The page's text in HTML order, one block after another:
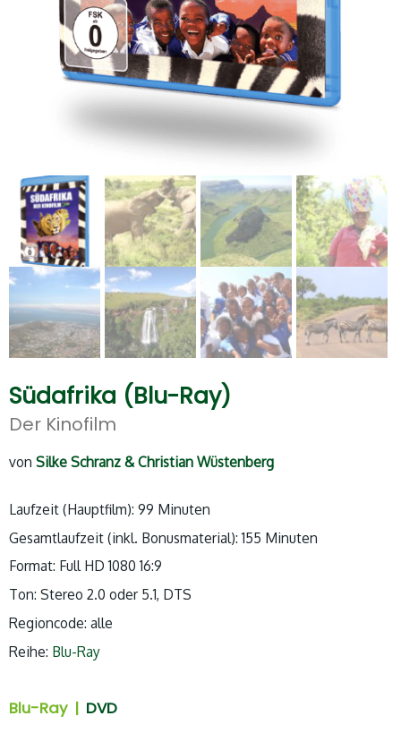
Südafrika (Blu-Ray)
Der Kinofilm
von Silke Schranz & Christian Wüstenberg
Laufzeit (Hauptfilm): 99 Minuten
Gesamtlaufzeit (inkl. Bonusmaterial): 155 Minuten
Format: Full HD 1080 16:9
Ton: Stereo 2.0 oder 5.1, DTS
Regioncode: alle
Reihe: Blu-Ray
Blu-Ray | DVD